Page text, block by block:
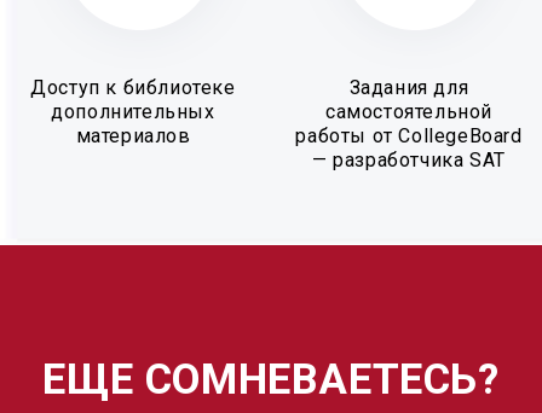
Доступ к библиотеке
дополнительных
материалов
Задания для
самостоятельной
работы от CollegeBoard
— разработчика SAT
ЕЩЕ СОМНЕВАЕТЕСЬ?